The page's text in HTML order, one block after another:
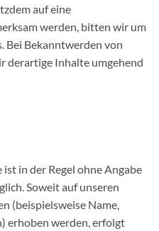
auf eine
werden, bitten wir um
Bei Bekanntwerden von
derartige Inhalte umgehend
in der Regel ohne Angabe
Soweit auf unseren
(beispielsweise Name,
erhoben werden, erfolgt